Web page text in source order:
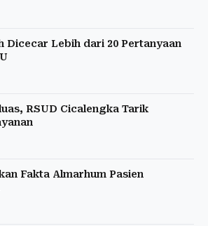
Dicecar Lebih dari 20 Pertanyaan
RSUD Cicalengka Tarik
Fakta Almarhum Pasien